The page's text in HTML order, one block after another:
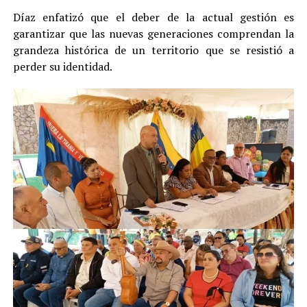
Díaz enfatizó que el deber de la actual gestión es
garantizar que las nuevas generaciones comprendan la
grandeza histórica de un territorio que se resistió a
perder su identidad.